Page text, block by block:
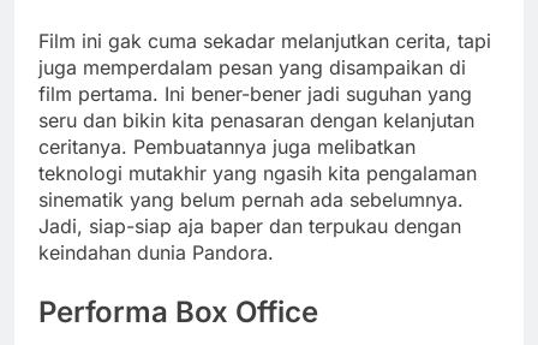
Film ini gak cuma sekadar melanjutkan cerita, tapi
juga memperdalam pesan yang disampaikan di
film pertama. Ini bener-bener jadi suguhan yang
seru dan bikin kita penasaran dengan kelanjutan
ceritanya. Pembuatannya juga melibatkan
teknologi mutakhir yang ngasih kita pengalaman
sinematik yang belum pernah ada sebelumnya.
Jadi, siap-siap aja baper dan terpukau dengan
keindahan dunia Pandora.
Performa Box Office